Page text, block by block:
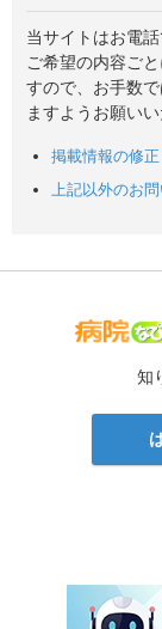
当サイトはお電
ご希望の内容ご
すので、お手数
ますようお願いい
掲載情報の修
上記以外のお
知